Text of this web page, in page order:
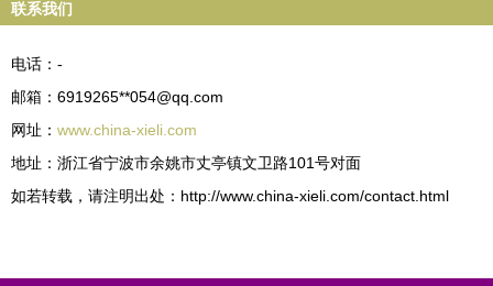
联系我们
电话：-
邮箱：6919265**054@qq.com
网址： www.china-xieli.com
地址：浙江省宁波市余姚市丈亭镇文卫路101号对面
如若转载，请注明出处：http://www.china-xieli.com/contact.html